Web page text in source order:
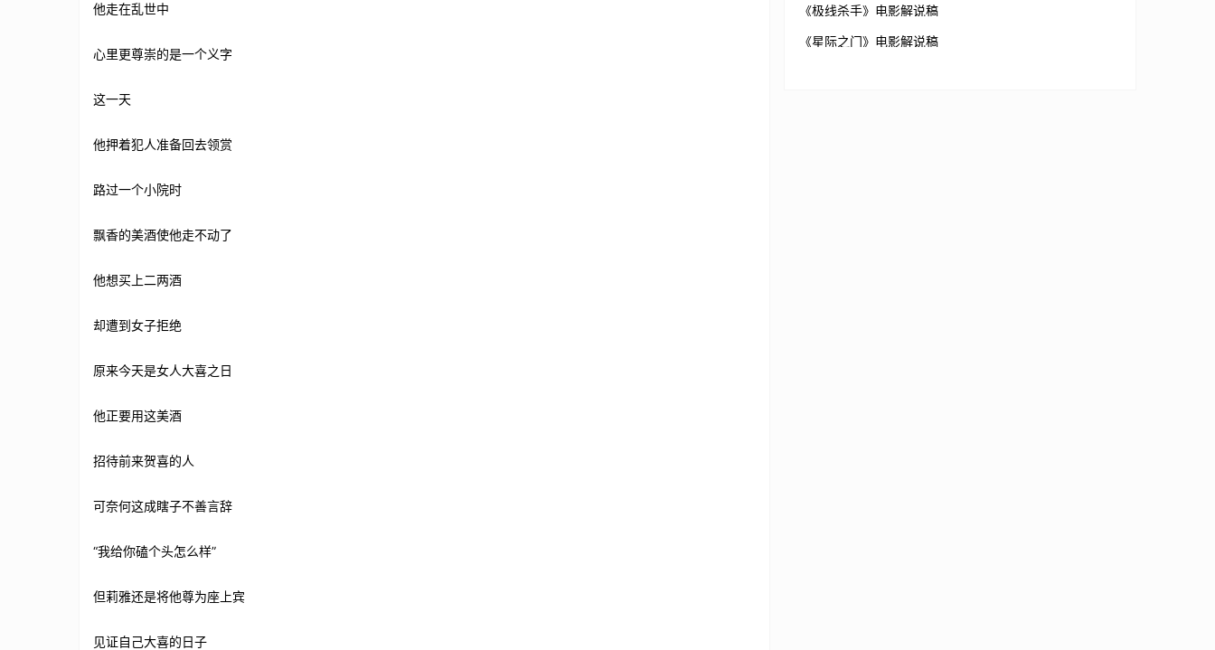
他走在乱世中
心里更尊崇的是一个义字
这一天
他押着犯人准备回去领赏
路过一个小院时
飘香的美酒使他走不动了
他想买上二两酒
却遭到女子拒绝
原来今天是女人大喜之日
他正要用这美酒
招待前来贺喜的人
可奈何这成瞎子不善言辞
“我给你磕个头怎么样”
但莉雅还是将他尊为座上宾
见证自己大喜的日子
《极线杀手》电影解说稿
《星际之门》电影解说稿